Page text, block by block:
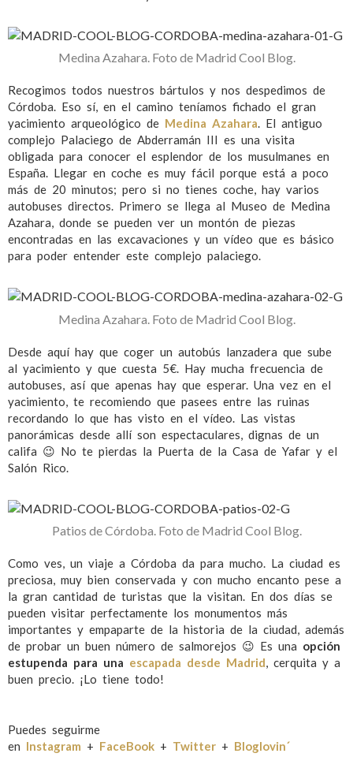
Medina Azahara. Foto de Madrid Cool Blog.
Recogimos todos nuestros bártulos y nos despedimos de
Córdoba. Eso sí, en el camino teníamos fichado el gran
yacimiento arqueológico de Medina Azahara. El antiguo
complejo Palaciego de Abderramán III es una visita
obligada para conocer el esplendor de los musulmanes en
España. Llegar en coche es muy fácil porque está a poco
más de 20 minutos; pero si no tienes coche, hay varios
autobuses directos. Primero se llega al Museo de Medina
Azahara, donde se pueden ver un montón de piezas
encontradas en las excavaciones y un vídeo que es básico
para poder entender este complejo palaciego.
Medina Azahara. Foto de Madrid Cool Blog.
Desde aquí hay que coger un autobús lanzadera que sube
al yacimiento y que cuesta 5€. Hay mucha frecuencia de
autobuses, así que apenas hay que esperar. Una vez en el
yacimiento, te recomiendo que pasees entre las ruinas
recordando lo que has visto en el vídeo. Las vistas
panorámicas desde allí son espectaculares, dignas de un
califa 😉 No te pierdas la Puerta de la Casa de Yafar y el
Salón Rico.
Patios de Córdoba. Foto de Madrid Cool Blog.
Como ves, un viaje a Córdoba da para mucho. La ciudad es
preciosa, muy bien conservada y con mucho encanto pese a
la gran cantidad de turistas que la visitan. En dos días se
pueden visitar perfectamente los monumentos más
importantes y empaparte de la historia de la ciudad, además
de probar un buen número de salmorejos 😉 Es una opción
estupenda para una escapada desde Madrid, cerquita y a
buen precio. ¡Lo tiene todo!
Puedes seguirme
en Instagram + FaceBook + Twitter + Bloglovin´